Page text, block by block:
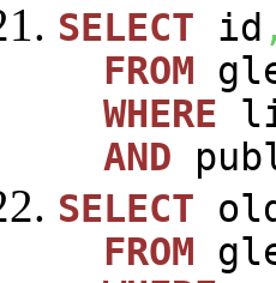
SELECT id ,
FROM
WHERE
AND
SELECT
FROM